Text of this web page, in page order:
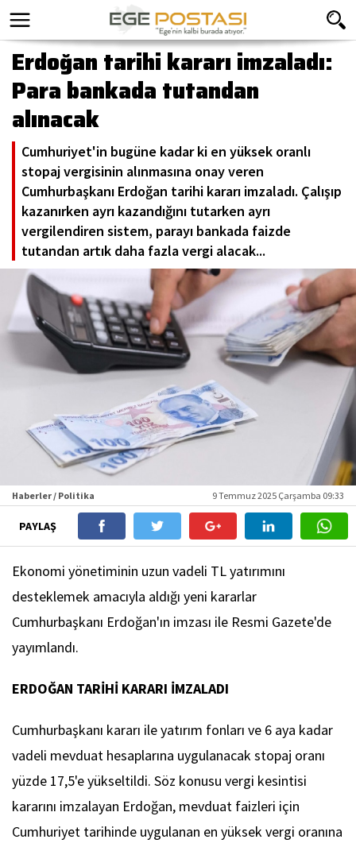
Erdoğan tarihi kararı imzaladı:
Para bankada tutandan
alınacak
Cumhuriyet'in bugüne kadar ki en yüksek oranlı
stopaj vergisinin alınmasına onay veren
Cumhurbaşkanı Erdoğan tarihi kararı imzaladı. Çalışıp
kazanırken ayrı kazandığını tutarken ayrı
vergilendiren sistem, parayı bankada faizde
tutandan artık daha fazla vergi alacak...
Haberler / Politika 9 Temmuz 2025 Çarşamba 09:33
PAYLAŞ
Ekonomi yönetiminin uzun vadeli TL yatırımını
desteklemek amacıyla aldığı yeni kararlar
Cumhurbaşkanı Erdoğan'ın imzası ile Resmi Gazete'de
yayımlandı.
ERDOĞAN TARİHİ KARARI İMZALADI
Cumhurbaşkanı kararı ile yatırım fonları ve 6 aya kadar
vadeli mevduat hesaplarına uygulanacak stopaj oranı
yüzde 17,5'e yükseltildi. Söz konusu vergi kesintisi
kararını imzalayan Erdoğan, mevduat faizleri için
Cumhuriyet tarihinde uygulanan en yüksek vergi oranına